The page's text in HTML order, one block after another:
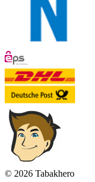
© 2026 Tabakhero